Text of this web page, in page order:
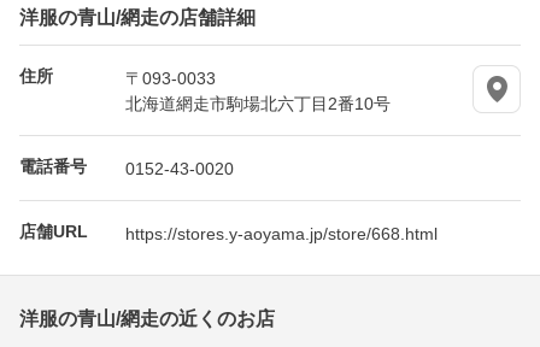
洋服の青山/網走の店舗詳細
住所
〒093-0033
北海道網走市駒場北六丁目2番10号
電話番号 0152-43-0020
店舗URL https://stores.y-aoyama.jp/store/668.html
洋服の青山/網走の近くのお店